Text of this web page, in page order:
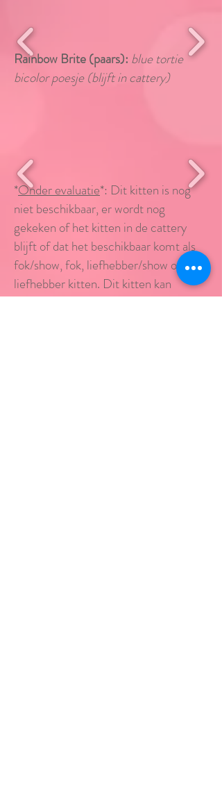
Rainbow Brite (paars): blue tortie
bicolor poesje (blijft in cattery)
*Onder evaluatie*: Dit kitten is nog
niet beschikbaar, er wordt nog
gekeken of het kitten in de cattery
blijft of dat het beschikbaar komt als
fok/show, fok, liefhebber/show of
liefhebber kitten. Dit kitten kan
beschikbaar komen. Bij interesse kan u